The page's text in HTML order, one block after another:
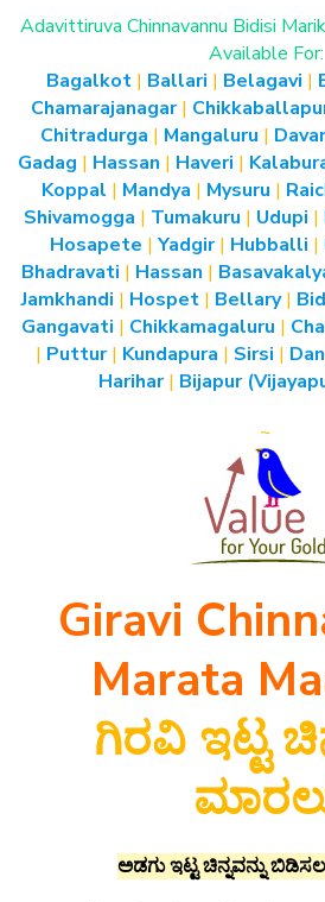
Adavittiruva Chinnavannu Bidisi
Available For:
Bagalkot | Ballari | Belagavi |
Chamarajanagar|
Chitradurga | Mangaluru |
Gadag | Hassan | Haveri |
Koppal | Mandya | Mysuru |
Shivamogga | Tumakuru | Udupi |
Hosapete | Yadgir| Hubballi |
Bhadravati | Hassan |
Jamkhandi | Hospet | Bellary|
Gangavati | Chikkamagaluru |
| Puttur| Kundapura | Sirsi |
Harihar| Bijapur
~
Giravi
Marata
ಗಿರವಿ ಇಟ್ಟ
ಅಡಗು ಇಟ್ಟ ಚಿನ್ನವನ್ನು